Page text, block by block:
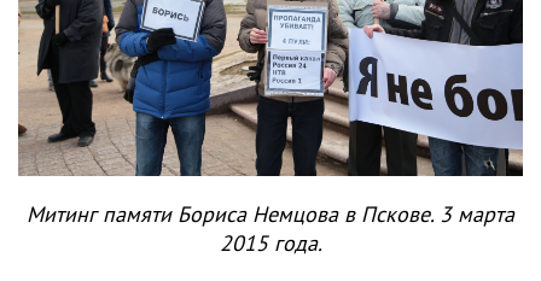
Митинг памяти Бориса Немцова в Пскове. 3 марта
2015 года.